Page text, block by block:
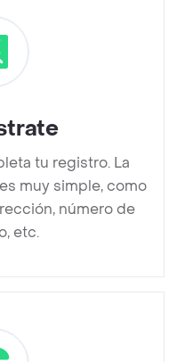
tu registro. La
muy simple, como
número de
etc.